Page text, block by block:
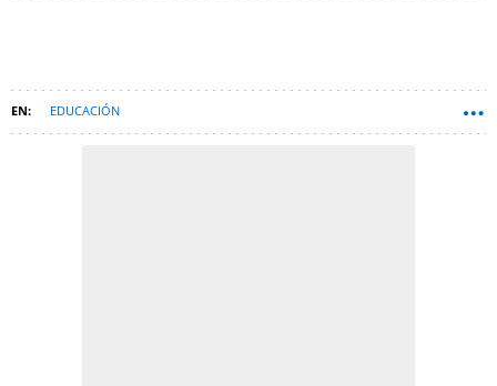
EDUCACIÓN